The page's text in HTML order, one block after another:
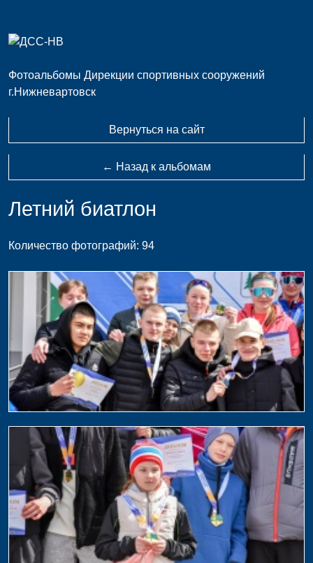
Фотоальбомы Дирекции спортивных сооружений
г.Нижневартовск
Вернуться на сайт
← Назад к альбомам
Летний биатлон
Количество фотографий: 94